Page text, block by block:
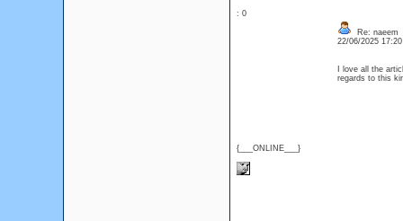
: 0
{___ONLINE___}
Re: naeem
22/06/2025
I love all the
regards to this